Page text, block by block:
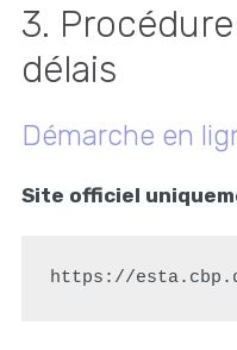
3.
délais
Démarche en
Site officiel